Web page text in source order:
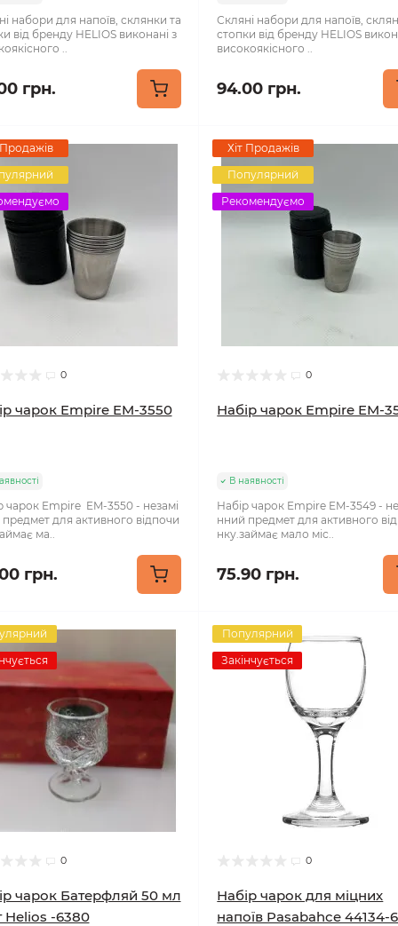
набори для напоїв, склянки та
від бренду HELIOS виконані з
..
грн.
Скляні набори для напоїв,
стопки від бренду HELIOS
високоякісного ..
94.00 грн.
Продажів
0
чарок Empire EM-3550
чарок Empire EM-3550 - незамі
для активного відпочи
ма..
грн.
Хіт Продажів
Популярний
Рекомендуємо
0
Набір чарок Empire EM-
В наявності
Набір чарок Empire EM-3549 -
нний предмет для активного
нку.займає мало міс..
75.90 грн.
0
чарок Батерфляй 50 мл
Helios -6380
Популярний
Закінчується
0
Набір чарок для міцних
напоїв Pasabahce 44134-